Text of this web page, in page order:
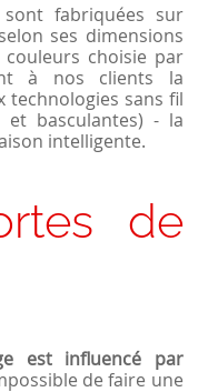
fabriquées sur
ses dimensions
choisie par
à nos clients la
technologies sans fil
et basculantes) - la
intelligente.
de
est influencé par
de faire une